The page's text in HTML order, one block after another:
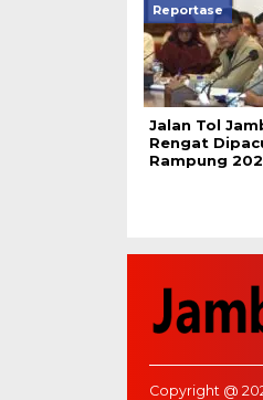
Reportase
Jalan Tol
Rengat
Rampung
Copyright @